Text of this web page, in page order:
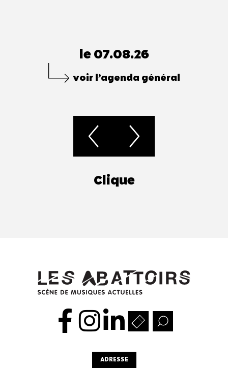
le 07.08.26
voir l’agenda général
Clique
ADRESSE